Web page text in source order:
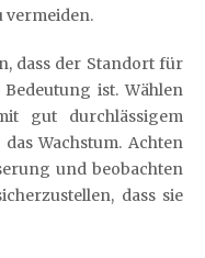
vermeiden.
dass der Standort für
ist. Wählen
gut durchlässigem
Wachstum. Achten
und beobachten
dass sie